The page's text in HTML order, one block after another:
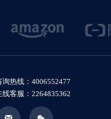
询热线：4006552477
线客服：2264835362